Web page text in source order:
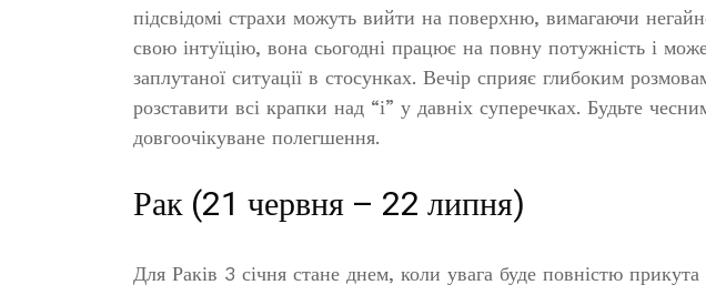
підсвідомі страхи можуть вийти на поверхню, вимагаючи
свою інтуїцію, вона сьогодні працює на повну потужність і може
заплутаної ситуації в стосунках. Вечір сприяє глибоким
розставити всі крапки над “і” у давніх суперечках. Будьте
довгоочікуване полегшення.
Рак (21 червня – 22 липня)
Для Раків 3 січня стане днем, коли увага буде повністю